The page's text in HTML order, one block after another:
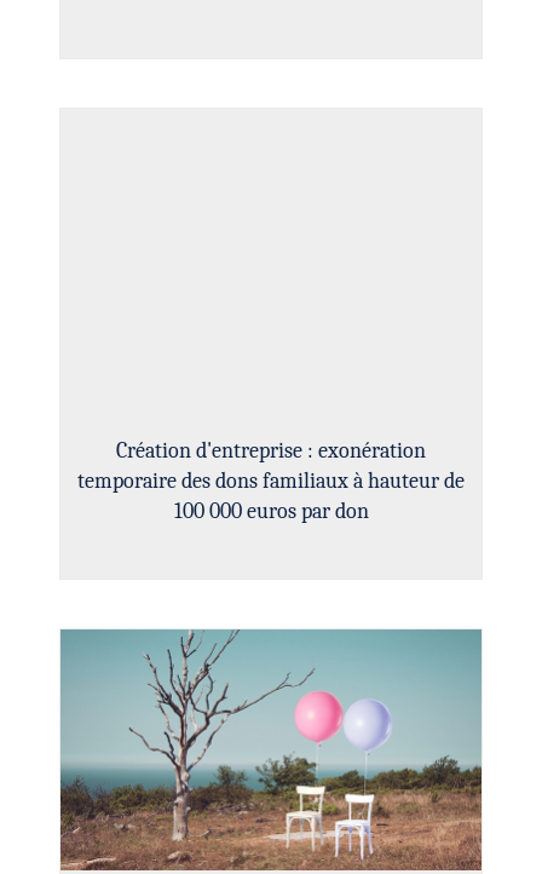
Création d'entreprise : exonération
temporaire des dons familiaux à hauteur de
100 000 euros par don